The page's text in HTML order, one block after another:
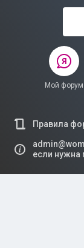
Мой форум
Правила
если